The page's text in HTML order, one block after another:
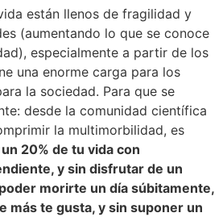
están llenos de fragilidad y
(aumentando lo que se conoce
especialmente a partir de los
una enorme carga para los
la sociedad. Para que se
desde la comunidad científica
la multimorbilidad, es
20% de tu vida con
y sin disfrutar de un
morirte un día súbitamente,
más te gusta, y sin suponer un